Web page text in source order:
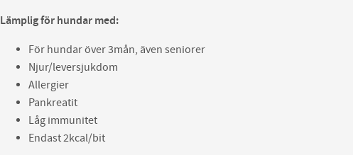
Lämplig för hundar med:
För hundar över 3mån, även seniorer
Njur/leversjukdom
Allergier
Pankreatit
Låg immunitet
Endast 2kcal/bit